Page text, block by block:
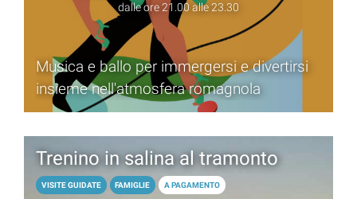
dalle ore 21.00 alle 23.30
Musica e ballo per immergersi e divertirsi
insieme nell'atmosfera romagnola
Trenino in salina al tramonto
VISITE GUIDATE FAMIGLIE A PAGAMENTO